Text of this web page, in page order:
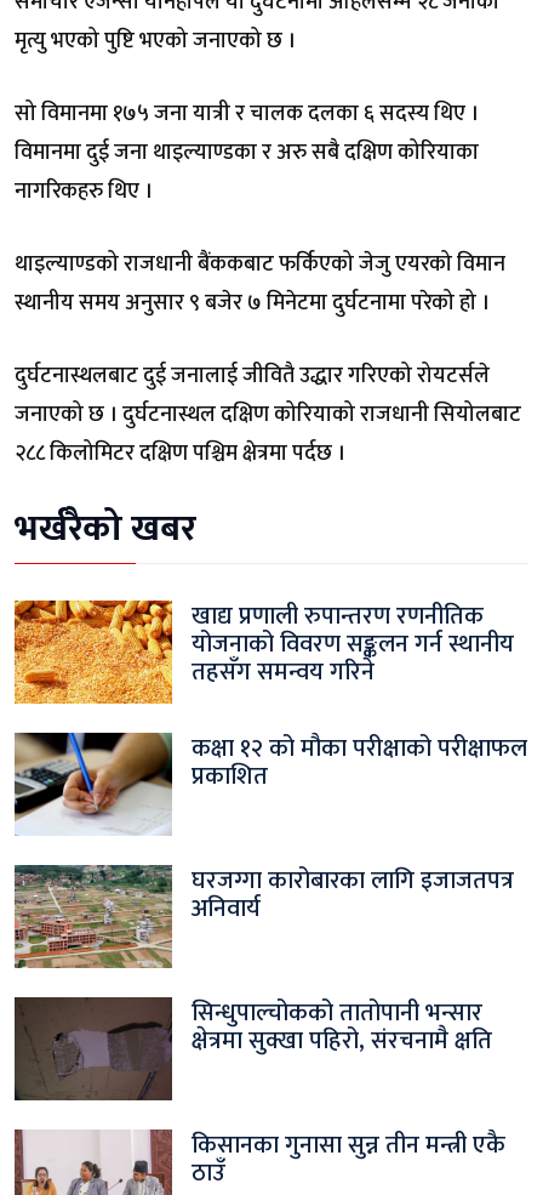
मृत्यु भएको पुष्टि भएको जनाएको छ ।
सो विमानमा १७५ जना यात्री र चालक दलका ६ सदस्य थिए ।
विमानमा दुई जना थाइल्याण्डका र अरु सबै दक्षिण कोरियाका
नागरिकहरु थिए ।
थाइल्याण्डको राजधानी बैंककबाट फर्किएको जेजु एयरको विमान
स्थानीय समय अनुसार ९ बजेर ७ मिनेटमा दुर्घटनामा परेको हो ।
दुर्घटनास्थलबाट दुई जनालाई जीवितै उद्धार गरिएको रोयटर्सले
जनाएको छ । दुर्घटनास्थल दक्षिण कोरियाको राजधानी सियोलबाट
२८८ किलोमिटर दक्षिण पश्चिम क्षेत्रमा पर्दछ ।
भर्खरैको खबर
खाद्य प्रणाली रुपान्तरण रणनीतिक
योजनाको विवरण सङ्कलन गर्न स्थानीय
तहसँग समन्वय गरिने
कक्षा १२ को मौका परीक्षाको परीक्षाफल
प्रकाशित
घरजग्गा कारोबारका लागि इजाजतपत्र
अनिवार्य
सिन्धुपाल्चोकको तातोपानी भन्सार
क्षेत्रमा सुक्खा पहिरो, संरचनामै क्षति
किसानका गुनासा सुन्न तीन मन्त्री एकै
ठाउँ